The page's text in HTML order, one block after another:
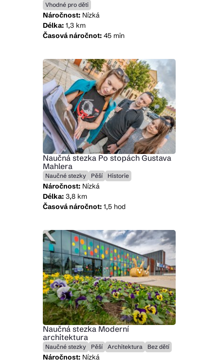
Vhodné pro děti
Náročnost:Nízká
Délka:1,3 km
Časová náročnot:45 min
Naučná stezka Po stopách Gustava
Mahlera
Naučné stezky Pěší Historie
Náročnost:Nízká
Délka:3,8 km
Časová náročnot:1,5 hod
Naučná stezka Moderní
architektura
Naučné stezky Pěší Architektura Bez dětí
Náročnost:Nízká